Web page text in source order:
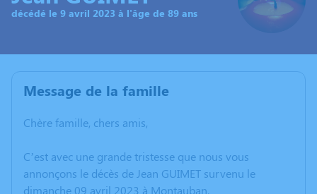
décédé le 9 avril 2023 à l'âge de 89 ans
Message de la famille
Chère famille, chers amis,
C’est avec une grande tristesse que nous vous
annonçons le décès de Jean GUIMET survenu le
dimanche 09 avril 2023 à Montauban.